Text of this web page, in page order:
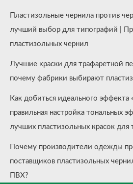
Пластизольные чернила против
лучший выбор для типографий |
пластизольных чернил
Лучшие краски для трафаретной
почему фабрики выбирают
Как добиться идеального эффекта
правильная настройка тональных
лучших пластизольных красок для
Почему производители одежды
поставщиков пластизольных
ПВХ?